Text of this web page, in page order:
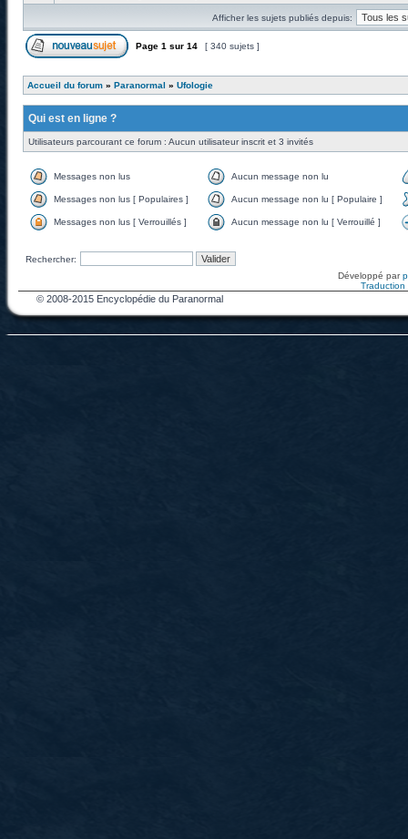
Afficher les sujets publiés depuis:
Page 1 sur 14 [ 340 sujets ]
Accueil du forum » Paranormal » Ufologie
Qui est en ligne ?
Utilisateurs parcourant ce forum : Aucun utilisateur inscrit et 3 invités
Messages non lus Aucun message non lu
Messages non lus [ Populaires ] Aucun message non lu [ Populaire ]
Messages non lus [ Verrouillés ] Aucun message non lu [ Verrouillé ]
Rechercher:
Développé par
Traduction
© 2008-2015 Encyclopédie du Paranormal